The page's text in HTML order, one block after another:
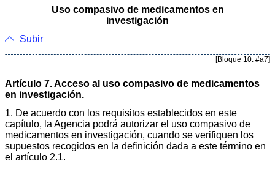
Uso compasivo de medicamentos en
investigación
Subir
[Bloque 10: #a7]
Artículo 7. Acceso al uso compasivo de medicamentos
en investigación.
1. De acuerdo con los requisitos establecidos en este
capítulo, la Agencia podrá autorizar el uso compasivo de
medicamentos en investigación, cuando se verifiquen los
supuestos recogidos en la definición dada a este término en
el artículo 2.1.